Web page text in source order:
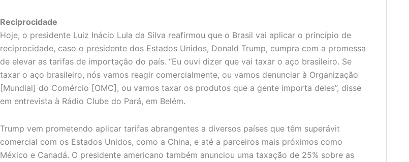
Reciprocidade
Hoje, o presidente Luiz Inácio Lula da Silva reafirmou que o Brasil vai aplicar o princípio de
reciprocidade, caso o presidente dos Estados Unidos, Donald Trump, cumpra com a promessa
de elevar as tarifas de importação do país. “Eu ouvi dizer que vai taxar o aço brasileiro. Se
taxar o aço brasileiro, nós vamos reagir comercialmente, ou vamos denunciar à Organização
[Mundial] do Comércio [OMC], ou vamos taxar os produtos que a gente importa deles”, disse
em entrevista à Rádio Clube do Pará, em Belém.
Trump vem prometendo aplicar tarifas abrangentes a diversos países que têm superávit
comercial com os Estados Unidos, como a China, e até a parceiros mais próximos como
México e Canadá. O presidente americano também anunciou uma taxação de 25% sobre as